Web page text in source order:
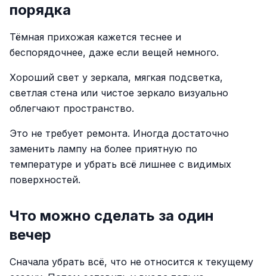
порядка
Тёмная прихожая кажется теснее и
беспорядочнее, даже если вещей немного.
Хороший свет у зеркала, мягкая подсветка,
светлая стена или чистое зеркало визуально
облегчают пространство.
Это не требует ремонта. Иногда достаточно
заменить лампу на более приятную по
температуре и убрать всё лишнее с видимых
поверхностей.
Что можно сделать за один
вечер
Сначала убрать всё, что не относится к текущему